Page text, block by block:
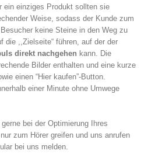
ein einziges Produkt sollten sie
Weise, sodass der Kunde zum
keine Steine in den Weg zu
die ,,Zielseite“ führen, auf der der
direkt nachgehen kann. Die
Bilder enthalten und eine kurze
einen “Hier kaufen”-Button.
einer Minute ohne Umwege
bei der Optimierung Ihres
zum Hörer greifen und uns anrufen
bei uns melden.